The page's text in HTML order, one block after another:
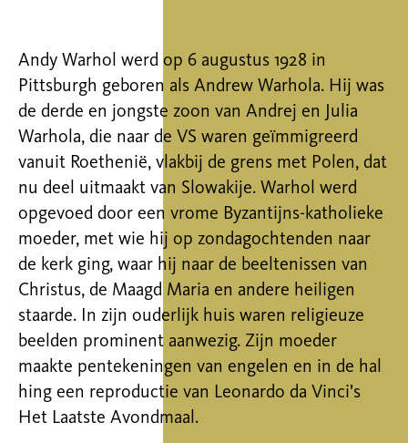
Andy Warhol werd op 6 augustus 1928 in
Pittsburgh geboren als Andrew Warhola. Hij was
de derde en jongste zoon van Andrej en Julia
Warhola, die naar de VS waren geïmmigreerd
vanuit Roethenië, vlakbij de grens met Polen, dat
nu deel uitmaakt van Slowakije. Warhol werd
opgevoed door een vrome Byzantijns-katholieke
moeder, met wie hij op zondagochtenden naar
de kerk ging, waar hij naar de beeltenissen van
Christus, de Maagd Maria en andere heiligen
staarde. In zijn ouderlijk huis waren religieuze
beelden prominent aanwezig. Zijn moeder
maakte pentekeningen van engelen en in de hal
hing een reproductie van Leonardo da Vinci’s
Het Laatste Avondmaal.